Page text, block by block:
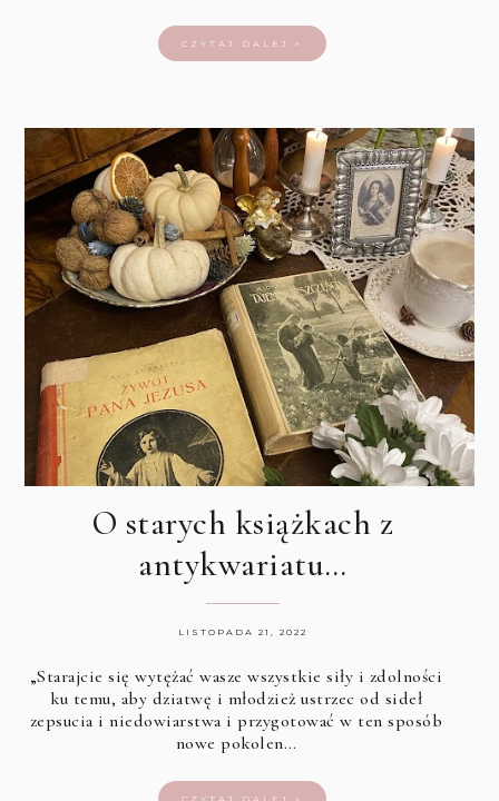
CZYTAJ DALEJ »
O starych książkach z
antykwariatu…
LISTOPADA 21, 2022
„Starajcie się wytężać wasze wszystkie siły i zdolności
ku temu, aby dziatwę i młodzież ustrzec od sideł
zepsucia i niedowiarstwa i przygotować w ten sposób
nowe pokolen…